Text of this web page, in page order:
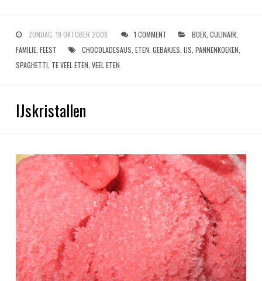
ZONDAG, 19 OKTOBER 2008 1 COMMENT BOEK, CULINAIR
FAMILIE, FEEST CHOCOLADESAUS ETEN GEBAKJES IJS PANNENKOEKEN
SPAGHETTI TE VEEL ETEN VEEL ETEN
IJskristallen